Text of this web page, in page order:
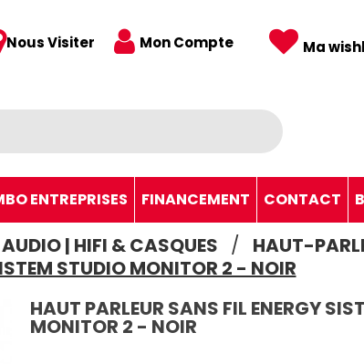
Nous Visiter Mon Compte Ma
ENTREPRISES FINANCEMENT CONTACT
AUDIO | HIFI & CASQUES HAUT-
STUDIO MONITOR 2 - NOIR
HAUT PARLEUR SANS FIL ENERGY
MONITOR 2 - NOIR